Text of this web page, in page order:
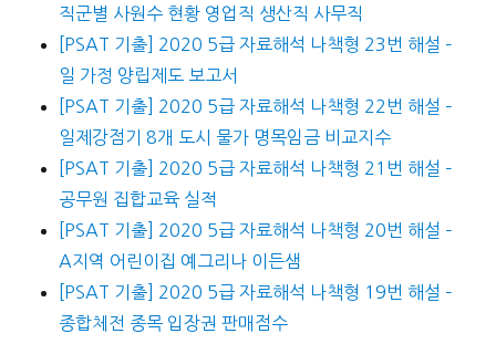
직군별 사원수 현황 영업직 생산직 사무직
[PSAT 기출] 2020 5급 자료해석 나책형 23번 해설 –
일 가정 양립제도 보고서
[PSAT 기출] 2020 5급 자료해석 나책형 22번 해설 –
일제강점기 8개 도시 물가 명목임금 비교지수
[PSAT 기출] 2020 5급 자료해석 나책형 21번 해설 –
공무원 집합교육 실적
[PSAT 기출] 2020 5급 자료해석 나책형 20번 해설 –
A지역 어린이집 예그리나 이든샘
[PSAT 기출] 2020 5급 자료해석 나책형 19번 해설 –
종합체전 종목 입장권 판매점수